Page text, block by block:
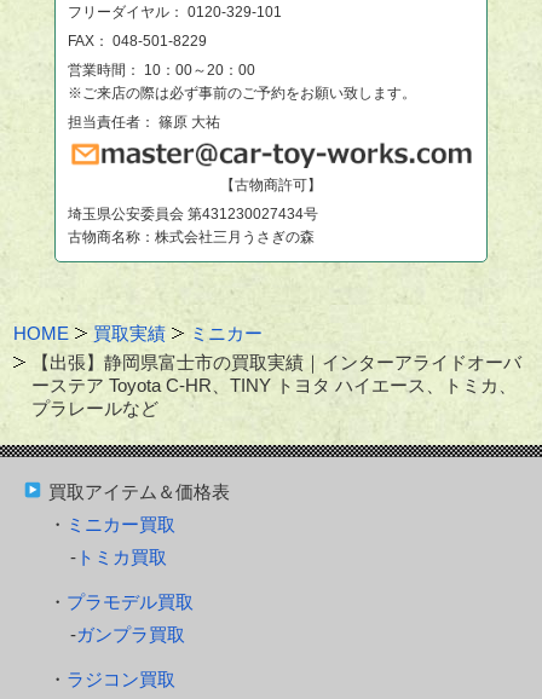
フリーダイヤル： 0120-329-101
FAX： 048-501-8229
営業時間： 10：00～20：00
※ご来店の際は必ず事前のご予約をお願い致します。
担当責任者： 篠原 大祐
【古物商許可】
埼玉県公安委員会 第431230027434号
古物商名称：株式会社三月うさぎの森
HOME 買取実績
ミニカー
【出張】静岡県富士市の買取実績｜インターアライドオーバ
ーステア Toyota C-HR、TINY トヨタ ハイエース、トミカ、
プラレールなど
買取アイテム＆価格表
ミニカー買取
トミカ買取
プラモデル買取
ガンプラ買取
ラジコン買取